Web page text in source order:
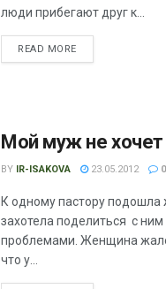
люди прибегают друг к...
READ MORE
Мой муж не
BY IR-ISAKOVA 23.05.2012 0
К одному пастору подошла
захотела поделиться с
проблемами. Женщина
что у...